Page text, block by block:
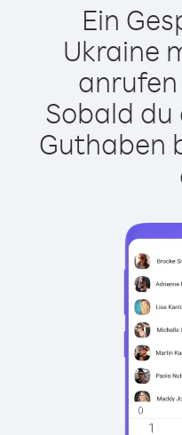
Ein
Ukraine
Sobald du
Guthaben